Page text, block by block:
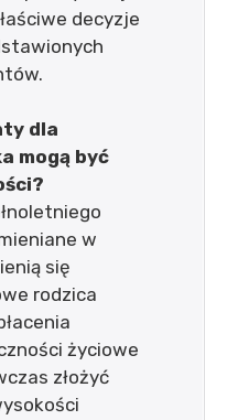
decyzje
dla
mogą być
w
się
rodzica
życiowe
złożyć